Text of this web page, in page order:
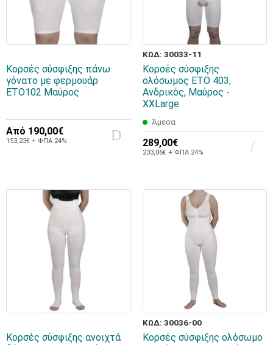
Κορσές σύσφιξης πάνω
γόνατο με φερμουάρ
ETO102 Μαύρος
Από 190,00€
153,23€ + ΦΠΑ 24%
ΚΩΔ: 30033-11
Κορσές σύσφιξης
ολόσωμος ETO 403,
Aνδρικός, Mαύρος -
XXLarge
Άμεσα
289,00€
233,06€ + ΦΠΑ 24%
Κορσές σύσφιξης ανοιχτά
ΚΩΔ: 30036-00
Κορσές σύσφιξης ολόσωμο